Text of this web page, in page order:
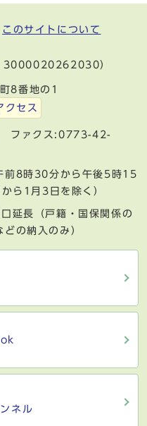
このサイトについて
3000020262030）
8番地の1
クセス
ファクス:0773-42-
前8時30分から午後5時15
ら1月3日を除く）
延長（戸籍・国保関係の
の納入のみ）
ネル